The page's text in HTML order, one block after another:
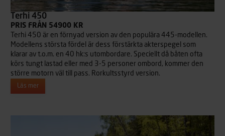
Terhi 450
PRIS FRÅN 54900 KR
Terhi 450 är en förnyad version av den populära 445-modellen.
Modellens största fördel är dess förstärkta akterspegel som
klarar av t.o.m. en 40 hk:s utombordare. Speciellt då båten ofta
körs tungt lastad eller med 3-5 personer ombord, kommer den
större motorn väl till pass. Rorkultsstyrd version.
Läs mer